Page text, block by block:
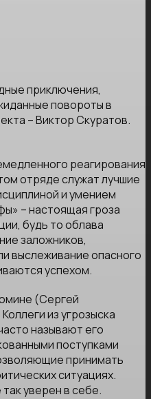
приключения,
повороты в
– Виктор Скуратов.
реагирования
отряде служат лучшие
и умением
– настоящая гроза
будь то облава
заложников,
выслеживание опасного
успехом.
(Сергей
из угрозыска
называют его
поступками
принимать
ситуациях.
уверен в себе.